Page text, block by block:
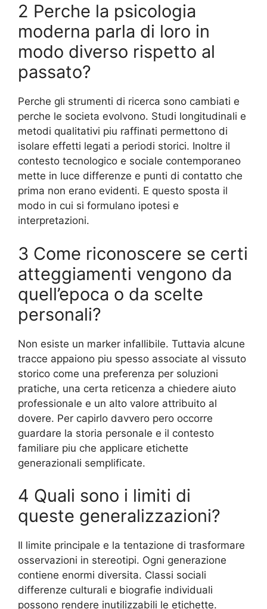
2 Perche la psicologia
moderna parla di loro in
modo diverso rispetto al
passato?
Perche gli strumenti di ricerca sono cambiati e
perche le societa evolvono. Studi longitudinali e
metodi qualitativi piu raffinati permettono di
isolare effetti legati a periodi storici. Inoltre il
contesto tecnologico e sociale contemporaneo
mette in luce differenze e punti di contatto che
prima non erano evidenti. E questo sposta il
modo in cui si formulano ipotesi e
interpretazioni.
3 Come riconoscere se certi
atteggiamenti vengono da
quell’epoca o da scelte
personali?
Non esiste un marker infallibile. Tuttavia alcune
tracce appaiono piu spesso associate al vissuto
storico come una preferenza per soluzioni
pratiche, una certa reticenza a chiedere aiuto
professionale e un alto valore attribuito al
dovere. Per capirlo davvero pero occorre
guardare la storia personale e il contesto
familiare piu che applicare etichette
generazionali semplificate.
4 Quali sono i limiti di
queste generalizzazioni?
Il limite principale e la tentazione di trasformare
osservazioni in stereotipi. Ogni generazione
contiene enormi diversita. Classi sociali
differenze culturali e biografie individuali
possono rendere inutilizzabili le etichette.